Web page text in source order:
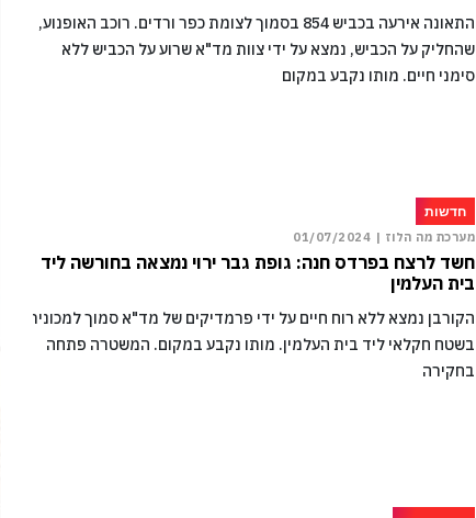
התאונה אירעה בכביש 854 בסמוך לצומת כפר ורדים. רוכב האופנוע,
שהחליק על הכביש, נמצא על ידי צוות מד"א שרוע על הכביש ללא
סימני חיים. מותו נקבע במקום
חדשות
מערכת מה הלוז | 01/07/2024
חשד לרצח בפרדס חנה: גופת גבר ירוי נמצאה בחורשה ליד
בית העלמין
הקורבן נמצא ללא רוח חיים על ידי פרמדיקים של מד"א סמוך למכונית
בשטח חקלאי ליד בית העלמין. מותו נקבע במקום. המשטרה פתחה
בחקירה